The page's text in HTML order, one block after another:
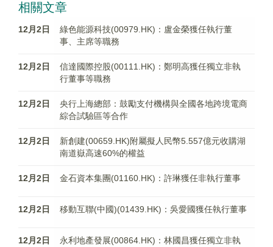
相關文章
12月2日
綠色能源科技(00979.HK)：盧金榮獲任執行董
事、主席等職務
12月2日
信達國際控股(00111.HK)：鄭明高獲任獨立非執
行董事等職務
12月2日
央行上海總部：鼓勵支付機構與全國各地跨境電商
綜合試驗區等合作
12月2日
新創建(00659.HK)附屬擬人民幣5.557億元收購湖
南道嶽高速60%的權益
12月2日 金石資本集團(01160.HK)：許琳獲任非執行董事
12月2日 移動互聯(中國)(01439.HK)：吳愛國獲任執行董事
12月2日
永利地產發展(00864.HK)：林國昌獲任獨立非執